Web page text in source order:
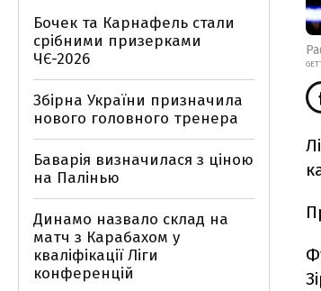
Бочек та Карнафель стали
срібними призерками
ЧЄ-2026
Збірна України призначила
нового головного тренера
Баварія визначилася з ціною
на Палінью
Динамо назвало склад на
матч з Карабахом у
кваліфікації Ліги
конференцій